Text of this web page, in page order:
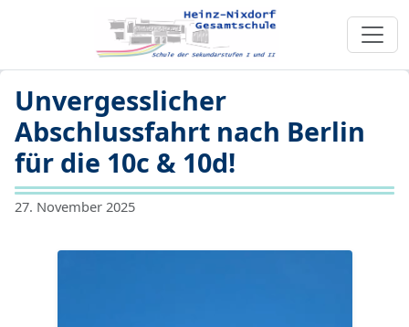
Unvergesslicher
Abschlussfahrt nach Berlin
für die 10c & 10d!
27. November 2025